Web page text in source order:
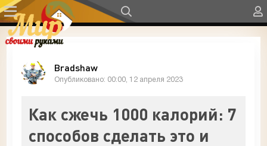
Bradshaw
Опубликовано: 00:00, 12 апреля 2023
Как сжечь 1000 калорий: 7
способов сделать это и